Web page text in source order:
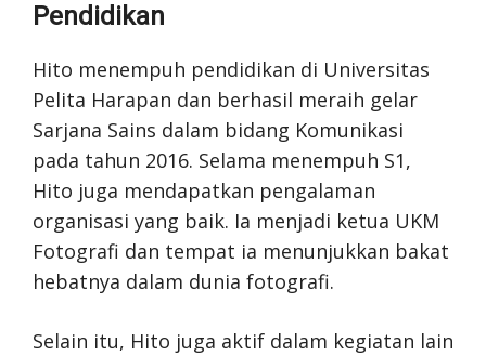
Pendidikan
Hito menempuh pendidikan di Universitas
Pelita Harapan dan berhasil meraih gelar
Sarjana Sains dalam bidang Komunikasi
pada tahun 2016. Selama menempuh S1,
Hito juga mendapatkan pengalaman
organisasi yang baik. Ia menjadi ketua UKM
Fotografi dan tempat ia menunjukkan bakat
hebatnya dalam dunia fotografi.
Selain itu, Hito juga aktif dalam kegiatan lain